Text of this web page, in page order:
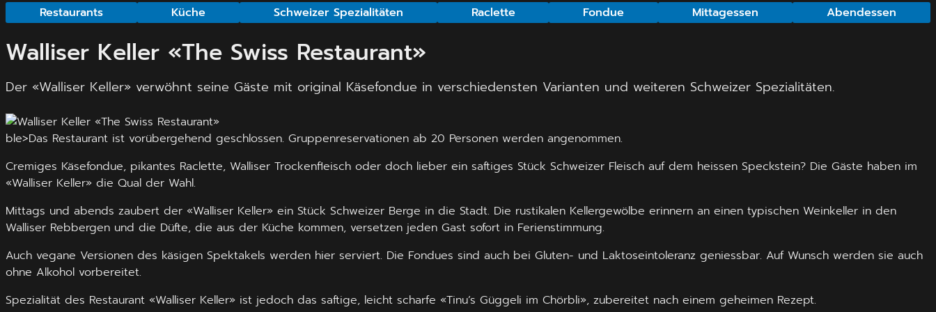
Restaurants Küche Schweizer Spezialitäten Raclette Fondue Mittagessen Abendessen
Walliser Keller «The Swiss Restaurant»
Der «Walliser Keller» verwöhnt seine Gäste mit original Käsefondue in verschiedensten Varianten und weiteren Schweizer Spezialitäten.
ble>Das Restaurant ist vorübergehend geschlossen. Gruppenreservationen ab 20 Personen werden angenommen.
Cremiges Käsefondue, pikantes Raclette, Walliser Trockenfleisch oder doch lieber ein saftiges Stück Schweizer Fleisch auf dem heissen Speckstein? Die Gäste haben im
«Walliser Keller» die Qual der Wahl.
Mittags und abends zaubert der «Walliser Keller» ein Stück Schweizer Berge in die Stadt. Die rustikalen Kellergewölbe erinnern an einen typischen Weinkeller in den
Walliser Rebbergen und die Düfte, die aus der Küche kommen, versetzen jeden Gast sofort in Ferienstimmung.
Auch vegane Versionen des käsigen Spektakels werden hier serviert. Die Fondues sind auch bei Gluten- und Laktoseintoleranz geniessbar. Auf Wunsch werden sie auch
ohne Alkohol vorbereitet.
Spezialität des Restaurant «Walliser Keller» ist jedoch das saftige, leicht scharfe «Tinu’s Güggeli im Chörbli», zubereitet nach einem geheimen Rezept.